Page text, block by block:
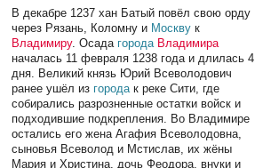
В декабре 1237 хан Батый повёл свою орду
через Рязань, Коломну и Москву к
Владимиру. Осада города Владимира
началась 11 февраля 1238 года и длилась 4
дня. Великий князь Юрий Всеволодович
ранее ушёл из городак реке Сити, где
собирались разрозненные остатки войск и
подходившие подкрепления. Во Владимире
остались его жена Агафия Всеволодовна,
сыновья Всеволод и Мстислав, их жёны
Мария и Христина, дочь Феодора, внуки и